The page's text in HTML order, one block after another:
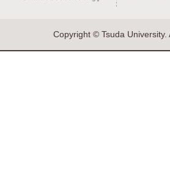
Copyright © Tsuda University.